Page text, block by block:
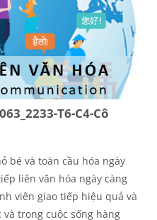
T6-C4-Cô
bé và toàn cầu hóa ngày
liên văn hóa ngày càng
viên giao tiếp hiệu quả và
trong cuộc sống hàng